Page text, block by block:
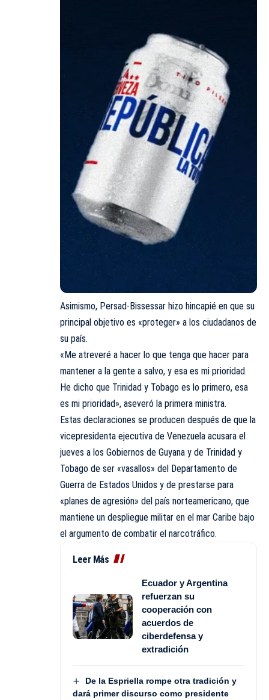
Asimismo, Persad-Bissessar hizo hincapié en que su
principal objetivo es «proteger» a los ciudadanos de
su país.
«Me atreveré a hacer lo que tenga que hacer para
mantener a la gente a salvo, y esa es mi prioridad.
He dicho que Trinidad y Tobago es lo primero, esa
es mi prioridad», aseveró la primera ministra.
Estas declaraciones se producen después de que la
vicepresidenta ejecutiva de Venezuela acusara el
jueves a los Gobiernos de Guyana y de Trinidad y
Tobago de ser «vasallos» del Departamento de
Guerra de Estados Unidos y de prestarse para
«planes de agresión» del país norteamericano, que
mantiene un despliegue militar en el mar Caribe bajo
el argumento de combatir el narcotráfico.
Leer Más
Ecuador y Argentina
refuerzan su
cooperación con
acuerdos de
ciberdefensa y
extradición
De la Espriella rompe otra tradición y
dará primer discurso como presidente